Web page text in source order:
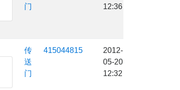
门
12:36
传
送
门
415044815
2012-
05-20
12:32